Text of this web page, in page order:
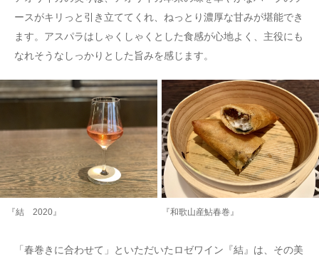
ースがキリっと引き立ててくれ、ねっとり濃厚な甘みが堪能でき
ます。アスパラはしゃくしゃくとした食感が心地よく、主役にも
なれそうなしっかりとした旨みを感じます。
『結 2020』 『和歌山産鮎春巻』
「春巻きに合わせて」といただいたロゼワイン『結』は、その美